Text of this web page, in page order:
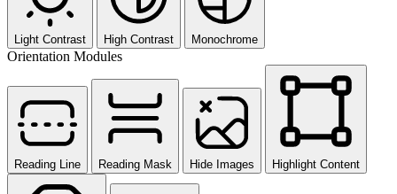
Light Contrast High Contrast Monochrome
Orientation Modules
Reading Line Reading Mask Hide Images Highlight Content